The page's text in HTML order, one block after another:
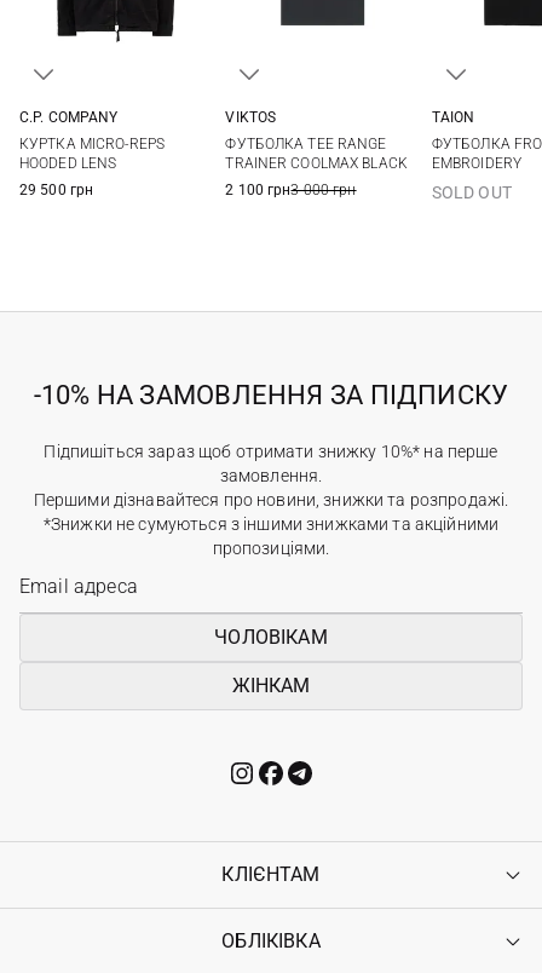
C.P. COMPANY
КУРТКА MICRO-REPS
HOODED LENS
29 500 грн
3XL
VIKTOS
ФУТБОЛКА TEE RANGE
TRAINER COOLMAX BLACK
2 100 грн3 000 грн
TAION
ФУТБОЛКА
EMBROIDERY
SOLD OUT
-10% НА ЗАМОВЛЕННЯ ЗА ПІДПИСКУ
Підпишіться зараз щоб отримати знижку 10%* на перше
замовлення.
Першими дізнавайтеся про новини, знижки та розпродажі.
*Знижки не сумуються з іншими знижками та акційними
пропозиціями.
ЧОЛОВІКАМ
ЖІНКАМ
КЛІЄНТАМ
Контакти
ОБЛІКІВКА